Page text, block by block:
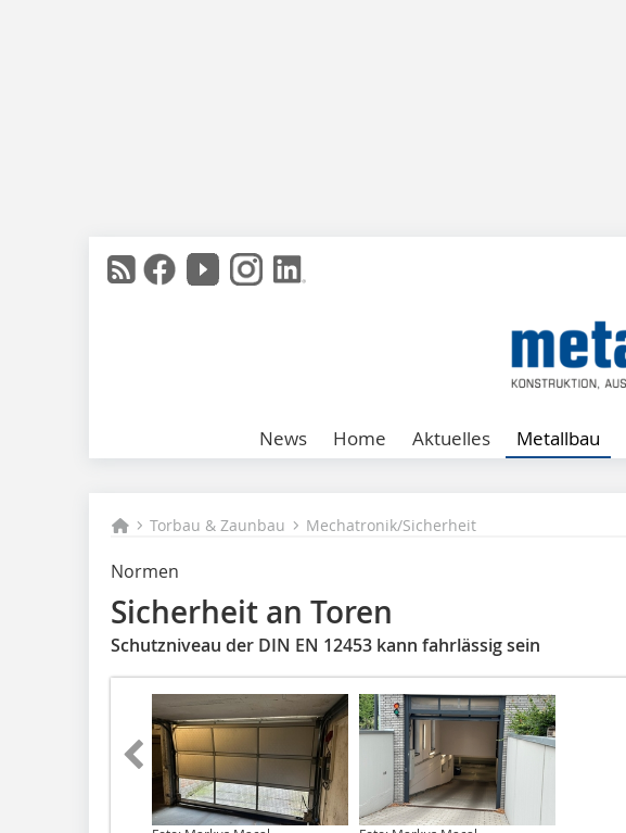
News Home Aktuelles Metallbau
Torbau & Zaunbau Mechatronik/Sicherheit
Normen
Sicherheit an Toren
Schutzniveau der DIN EN 12453 kann fahrlässig sein